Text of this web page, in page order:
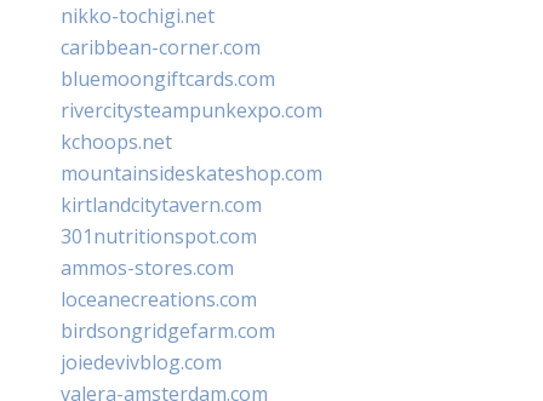
nikko-tochigi.net
caribbean-corner.com
bluemoongiftcards.com
rivercitysteampunkexpo.com
kchoops.net
mountainsideskateshop.com
kirtlandcitytavern.com
301nutritionspot.com
ammos-stores.com
loceanecreations.com
birdsongridgefarm.com
joiedevivblog.com
valera-amsterdam.com